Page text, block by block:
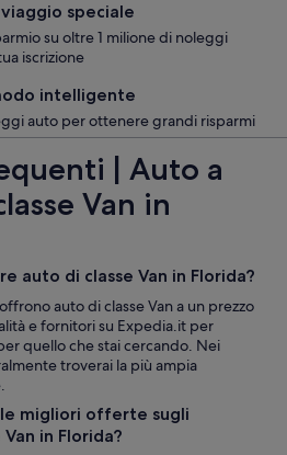
speciale
su oltre 1 milione di noleggi
iscrizione
intelligente
auto per ottenere grandi risparmi
| Auto a
Van in
auto di classe Van in Florida?
auto di classe Van a un prezzo
e fornitori su Expedia.it per
quello che stai cercando. Nei
troverai la più ampia
migliori offerte sugli
in Florida?